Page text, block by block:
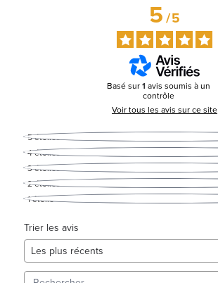
5/5
Basé sur1 avis soumis à un
contrôle
Voir tous les avis sur ce site
5étoiles
4étoiles
3étoiles
2étoiles
1étoile
Trier les avis